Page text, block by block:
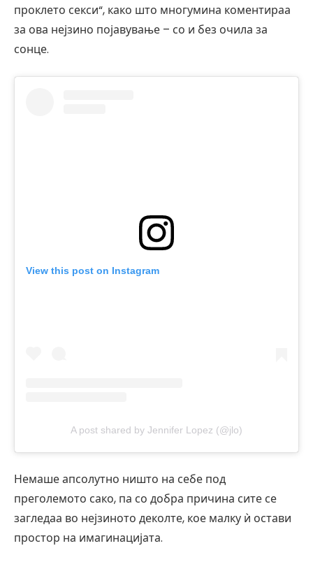
проклето секси“, како што многумина коментираа
за ова нејзино појавување – со и без очила за
сонце.
View this post on Instagram
A post shared by Jennifer Lopez (@jlo)
Немаше апсолутно ништо на себе под
преголемото сако, па со добра причина сите се
загледаа во нејзиното деколте, кое малку ѝ остави
простор на имагинацијата.